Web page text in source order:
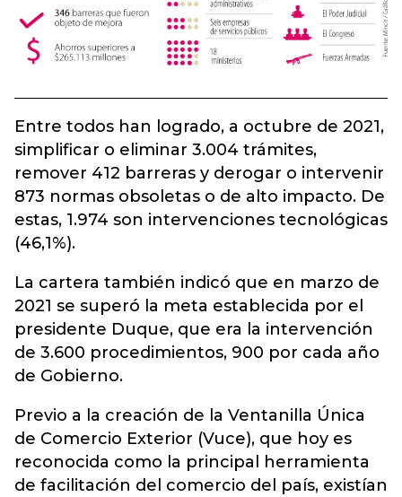
Entre todos han logrado, a octubre de 2021,
simplificar o eliminar 3.004 trámites,
remover 412 barreras y derogar o intervenir
873 normas obsoletas o de alto impacto. De
estas, 1.974 son intervenciones tecnológicas
(46,1%).
La cartera también indicó que en marzo de
2021 se superó la meta establecida por el
presidente Duque, que era la intervención
de 3.600 procedimientos, 900 por cada año
de Gobierno.
Previo a la creación de la Ventanilla Única
de Comercio Exterior (Vuce), que hoy es
reconocida como la principal herramienta
de facilitación del comercio del país, existían